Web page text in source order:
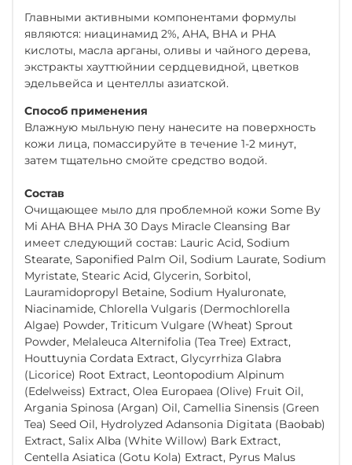
Главными активными компонентами формулы
являются: ниацинамид 2%, AHA, BHA и PHA
кислоты, масла арганы, оливы и чайного дерева,
экстракты хауттюйнии сердцевидной, цветков
эдельвейса и центеллы азиатской.
Способ применения
Влажную мыльную пену нанесите на поверхность
кожи лица, помассируйте в течение 1-2 минут,
затем тщательно смойте средство водой.
Состав
Очищающее мыло для проблемной кожи Some By
Mi AHA BHA PHA 30 Days Miracle Cleansing Bar
имеет следующий состав: Lauric Acid, Sodium
Stearate, Saponified Palm Oil, Sodium Laurate, Sodium
Myristate, Stearic Acid, Glycerin, Sorbitol,
Lauramidopropyl Betaine, Sodium Hyaluronate,
Niacinamide, Chlorella Vulgaris (Dermochlorella
Algae) Powder, Triticum Vulgare (Wheat) Sprout
Powder, Melaleuca Alternifolia (Tea Tree) Extract,
Houttuynia Cordata Extract, Glycyrrhiza Glabra
(Licorice) Root Extract, Leontopodium Alpinum
(Edelweiss) Extract, Olea Europaea (Olive) Fruit Oil,
Argania Spinosa (Argan) Oil, Camellia Sinensis (Green
Tea) Seed Oil, Hydrolyzed Adansonia Digitata (Baobab)
Extract, Salix Alba (White Willow) Bark Extract,
Centella Asiatica (Gotu Kola) Extract, Pyrus Malus